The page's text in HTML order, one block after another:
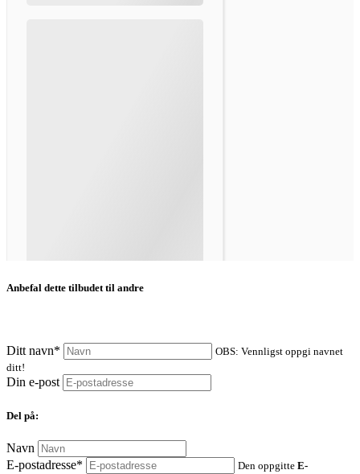
Anbefal dette tilbudet til andre
Ditt navn*
OBS: Vennligst oppgi navnet
ditt!
Din e-post
Del på:
Navn
E-postadresse*
Den oppgitte E-